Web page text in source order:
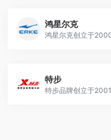
鸿星尔克
特步